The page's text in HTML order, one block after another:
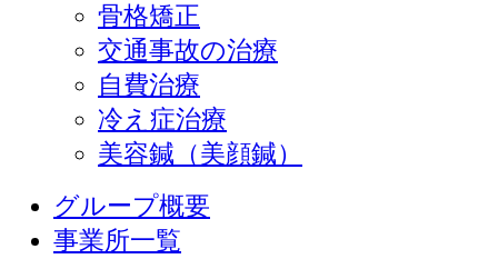
骨格矯正
交通事故の治療
自費治療
冷え症治療
美容鍼（美顔鍼）
グループ概要
事業所一覧